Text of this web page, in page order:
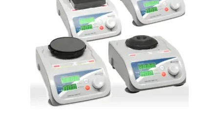
Prelucrarea datelor cu caracter personal